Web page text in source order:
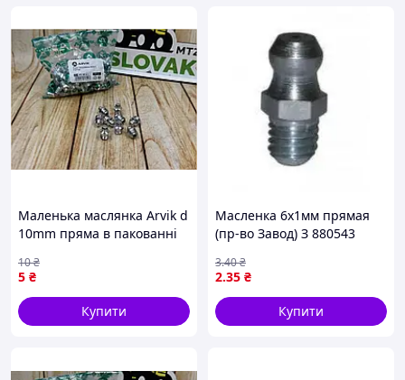
Маленька маслянка Arvik d
10mm пряма в пакованні
використання
5 ₴
10₴
Купити
Масленка 6х1мм прямая
(пр-во Завод) З 880543
2.35 ₴
3.40₴
Купити